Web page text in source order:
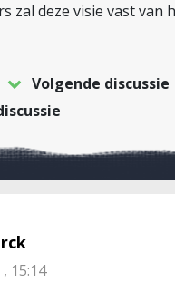
zal deze visie vast van
Volgende discussie
15:14